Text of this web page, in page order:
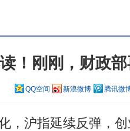
！刚刚，财政
QQ空间 新浪微博 腾讯微
沪指延续反弹，创